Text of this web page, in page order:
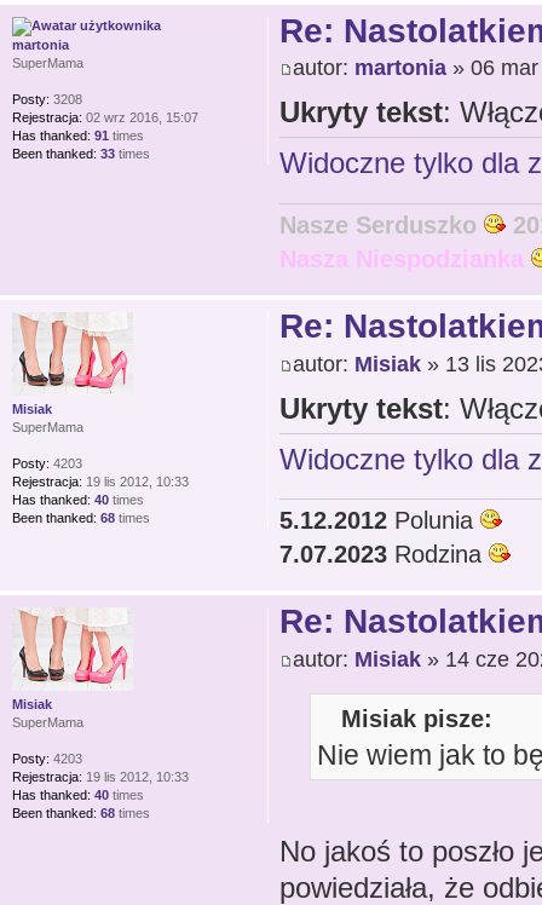
Re:
autor: martonia» 06 mar
Ukryty tekst:
Widoczne tylko dla
Nasze Serduszko
Nasza Niespodzianka
martonia
SuperMama
Posty: 3208
Rejestracja: 02 wrz 2016, 15:07
Has thanked: 91 times
Been thanked: 33 times
Re:
autor: Misiak» 13 lis
Ukryty tekst:
Widoczne tylko dla
5.12.2012Polunia
7.07.2023Rodzina
Misiak
SuperMama
Posty: 4203
Rejestracja: 19 lis 2012, 10:33
Has thanked: 40 times
Been thanked: 68 times
Re:
autor: Misiak» 14 cze
Misiak pisze:
Nie wiem jak to
No jakoś to poszło
powiedziała, że
Misiak
SuperMama
Posty: 4203
Rejestracja: 19 lis 2012, 10:33
Has thanked: 40 times
Been thanked: 68 times